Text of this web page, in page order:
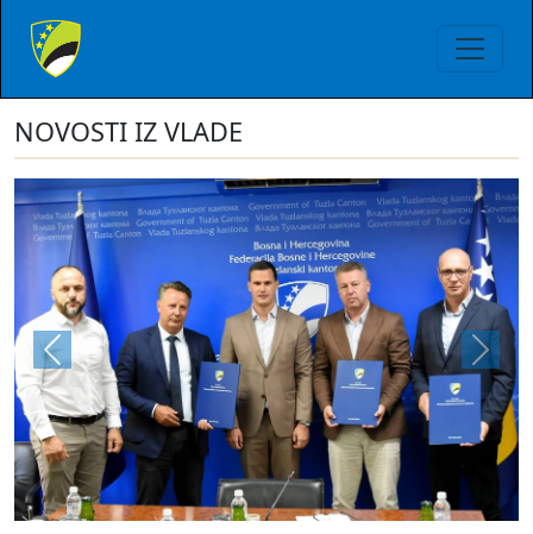
NOVOSTI IZ VLADE
Previous Next